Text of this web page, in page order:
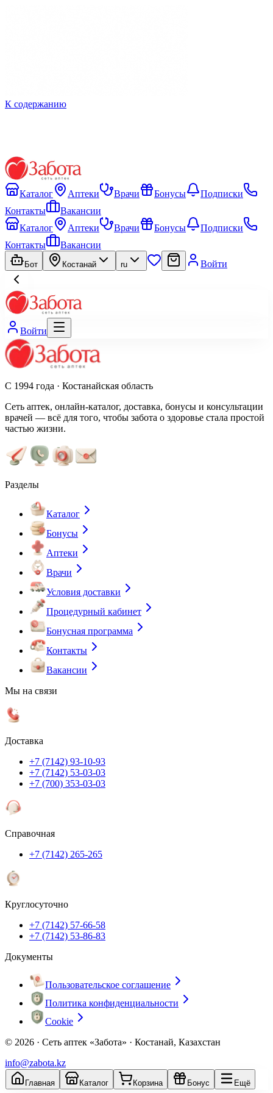
К содержанию
Каталог Аптеки Врачи Бонусы
Подписки
Контакты
Вакансии
Каталог
Аптеки Врачи Бонусы
Подписки
Контакты
Вакансии
Бот Костанай ru Войти
Войти
С 1994 года · Костанайская область
Сеть аптек, онлайн-каталог, доставка, бонусы и консультации
врачей — всё для того, чтобы забота о здоровье стала простой
частью жизни.
Разделы
Каталог
Бонусы
Аптеки
Врачи
Условия доставки
Процедурный кабинет
Бонусная программа
Контакты
Вакансии
Мы на связи
Доставка
+7 (7142) 93-10-93
+7 (7142) 53-03-03
+7 (700) 353-03-03
Справочная
+7 (7142) 265-265
Круглосуточно
+7 (7142) 57-66-58
+7 (7142) 53-86-83
Документы
Пользовательское соглашение
Политика конфиденциальности
Cookie
© 2026 · Сеть аптек «Забота» · Костанай, Казахстан
info@zabota.kz
Главная Каталог Корзина Бонус Ещё